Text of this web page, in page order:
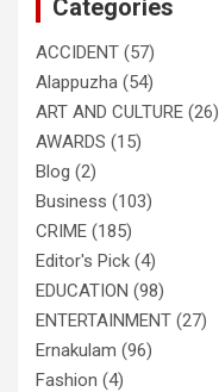
Categories
ACCIDENT (57)
Alappuzha (54)
ART AND CULTURE (26)
AWARDS (15)
Blog (2)
Business (103)
CRIME (185)
Editor's Pick (4)
EDUCATION (98)
ENTERTAINMENT (27)
Ernakulam (96)
Fashion (4)